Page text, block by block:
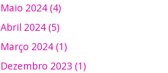
Maio 2024 (4)
Abril 2024 (5)
Março 2024 (1)
Dezembro 2023 (1)